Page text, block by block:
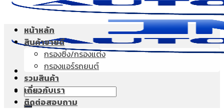
Search
for:
หน้าหลัก
สินค้าขายดี
กรองซิ่ง/กรองแต่ง
กรองแอร์รถยนต์
รวมสินค้า
เกี่ยวกับเรา
ติดต่อสอบถาม